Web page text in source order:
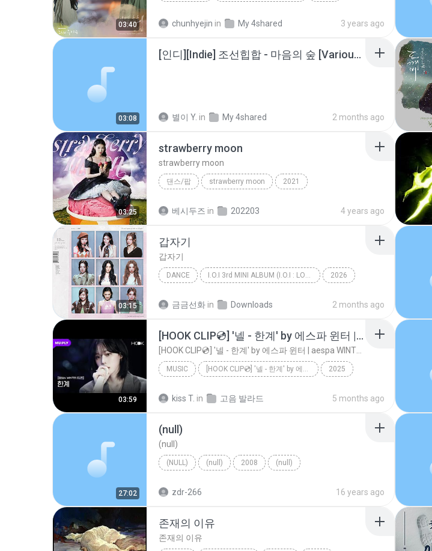
03:40 chunhyejin in My 4shared 3 years ago
03:08
[인디][Indie] 조선힙합 - 마음의 숲 [Various K-Pop].mp3
별이 Y. in My 4shared 2 months ago
03:25
strawberry moon
strawberry moon
댄스/팝 strawberry moon 2021
베시두즈 in 202203 4 years ago
03:15
갑자기
갑자기
DANCE I.O.I 3rd MINI ALBUM (I.O.I : LOOP) 2026
금금선화 in Downloads 2 months ago
03:59
[HOOK CLIP💿] '넬 - 한계' by 에스파 윈터 | aespa WINTER | EP.1
MUSIC [HOOK CLIP💿] '넬 - 한계' by 에스파 윈터 | aespa WINTER | EP.1 2025
kiss T. in 고음 발라드 5 months ago
27:02
(null)
(null)
(NULL) (null) 2008 (null)
zdr-266 16 years ago
존재의 이유
존재의 이유